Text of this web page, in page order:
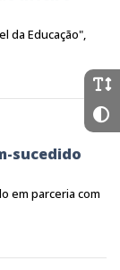
da Educação",
sucedido
em parceria com